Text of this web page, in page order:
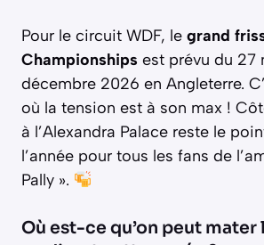
Pour le circuit WDF, le grand
Championships est prévu du 27
décembre 2026 en Angleterre.
où la tension est à son max !
à l’Alexandra Palace reste le
l’année pour tous les fans de
Pally ».
Où est-ce qu’on peut mater